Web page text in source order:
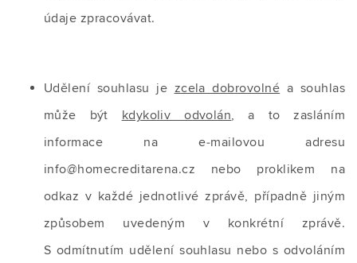
údaje zpracovávat.
Udělení souhlasu je zcela dobrovolné a souhlas
může být kdykoliv odvolán, a to zasláním
informace na e‑mailovou adresu
info@homecreditarena.cz nebo proklikem na
odkaz v každé jednotlivé zprávě, případně jiným
způsobem uvedeným v konkrétní zprávě.
S odmítnutím udělení souhlasu nebo s odvoláním